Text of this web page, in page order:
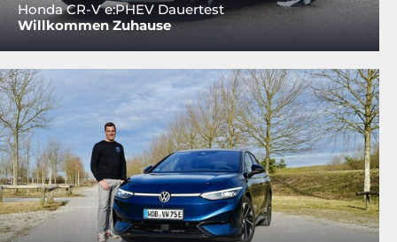
Honda CR-V e:PHEV Dauertest
Willkommen Zuhause